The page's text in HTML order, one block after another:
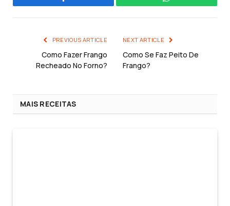
Facebook WhatsApp
PREVIOUS ARTICLE
Como Fazer Frango
Recheado No Forno?
NEXT ARTICLE
Como Se Faz Peito De
Frango?
MAIS RECEITAS